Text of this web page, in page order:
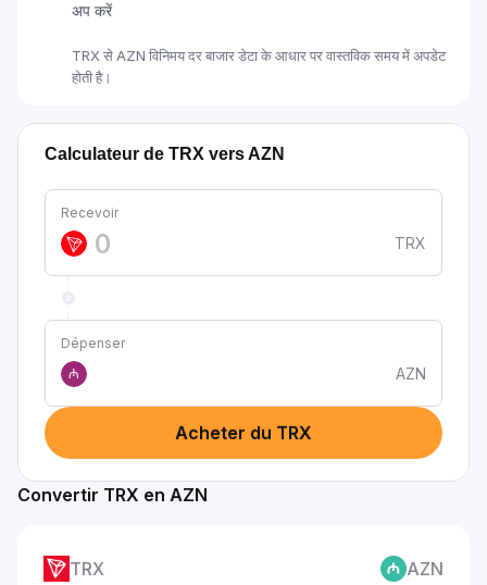
अप करें
TRX से AZN विनिमय दर बाजार डेटा के आधार पर वास्तविक समय में अपडेट
होती है।
Calculateur de TRX vers AZN
Recevoir
TRX
Dépenser
₼
AZN
Acheter du TRX
Convertir TRX en AZN
TRX AZN